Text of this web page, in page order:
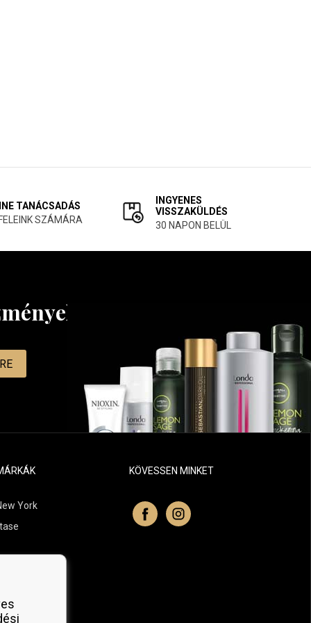
TANÁCSADÁS
SZÁMÁRA
INGYENES
VISSZAKÜLDÉS
30 NAPON BELÜL
York
KÖVESSEN MINKET